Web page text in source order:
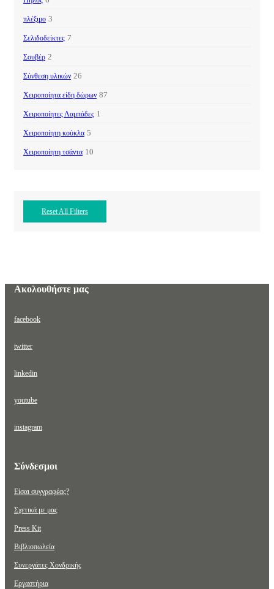
πλέξιμο 3
Σελιδοδείκτες 7
Σουβέρ 2
Σύνθεση υλικών 26
Χειροποίητα είδη δώρων 87
Χειροποίητες Λαμπάδες 1
Χειροποίητη κούκλα 5
Χειροποίητη τσάντα 10
Reset All Filters
Ακολουθήστε μας
facebook
twitter
linkedin
youtube
instagram
Σύνδεσμοι
Είσαι συγγραφέας?
Σχετικά με μας
Press Kit
Βιβλιοπωλεία
Συνεργάτες Χονδρικής
Εργαστήρια